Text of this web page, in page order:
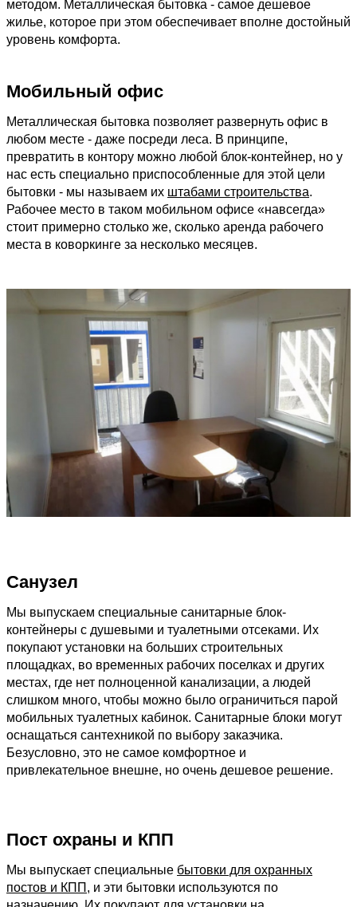
методом. Металлическая бытовка - самое дешевое
жилье, которое при этом обеспечивает вполне достойный
уровень комфорта.
Мобильный офис
Металлическая бытовка позволяет развернуть офис в
любом месте - даже посреди леса. В принципе,
превратить в контору можно любой блок-контейнер, но у
нас есть специально приспособленные для этой цели
бытовки - мы называем их штабами строительства.
Рабочее место в таком мобильном офисе «навсегда»
стоит примерно столько же, сколько аренда рабочего
места в коворкинге за несколько месяцев.
Санузел
Мы выпускаем специальные санитарные блок-
контейнеры с душевыми и туалетными отсеками. Их
покупают установки на больших строительных
площадках, во временных рабочих поселках и других
местах, где нет полноценной канализации, а людей
слишком много, чтобы можно было ограничиться парой
мобильных туалетных кабинок. Санитарные блоки могут
оснащаться сантехникой по выбору заказчика.
Безусловно, это не самое комфортное и
привлекательное внешне, но очень дешевое решение.
Пост охраны и КПП
Мы выпускает специальные бытовки для охранных
постов и КПП , и эти бытовки используются по